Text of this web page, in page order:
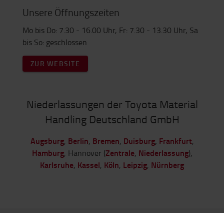
Unsere Öffnungszeiten
Mo bis Do: 7.30 - 16.00 Uhr, Fr: 7.30 - 13.30 Uhr, Sa
bis So: geschlossen
ZUR WEBSITE
Niederlassungen der Toyota Material
Handling Deutschland GmbH
Augsburg, Berlin, Bremen, Duisburg, Frankfurt,
Hamburg, Hannover (Zentrale, Niederlassung),
Karlsruhe, Kassel, Köln, Leipzig, Nürnberg